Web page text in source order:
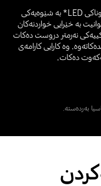
زۆر ئاسانتر چاودێری چێشت لێنانەکەت بکە. ڕووناکی LED* بە شێوەیەکی
بە خێرایی خواردنەکان
نەرمتر دروست دەکات
وە کارایی کارامەی
دەکات.
بەردەستە.